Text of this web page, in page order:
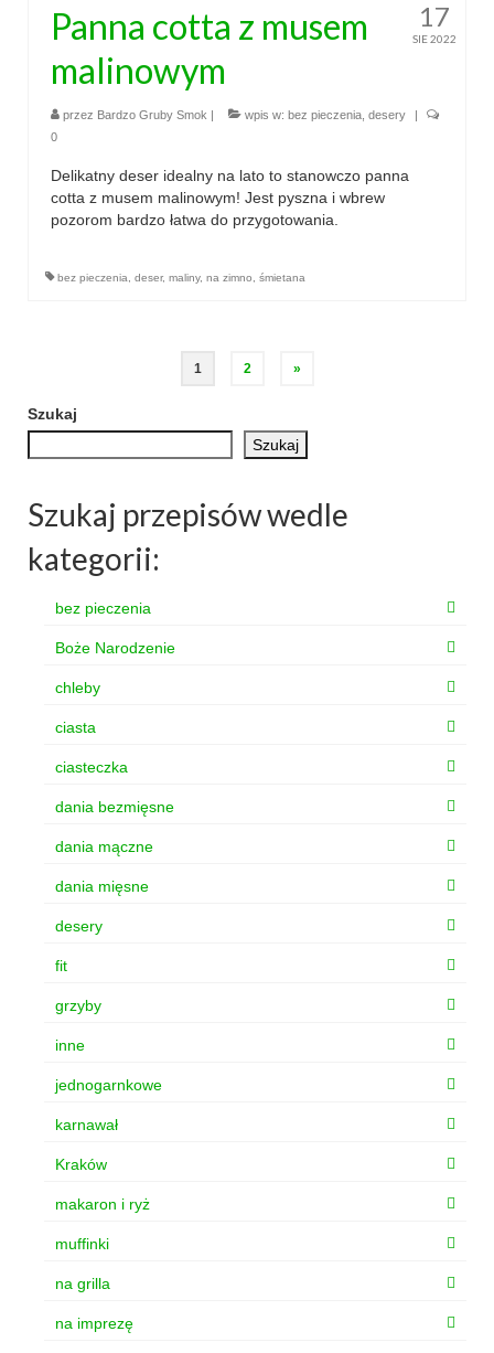
17
SIE 2022
Panna cotta z musem
malinowym
przez Bardzo Gruby Smok | wpis w: bez pieczenia desery
|
0
Delikatny deser idealny na lato to stanowczo panna
cotta z musem malinowym! Jest pyszna i wbrew
pozorom bardzo łatwa do przygotowania.
bez pieczenia deser, maliny, na zimno śmietana
Stronicowanie
wpisów
1 2 »
Szukaj
Szukaj
Szukaj przepisów wedle
kategorii:
bez pieczenia
Boże Narodzenie
chleby
ciasta
ciasteczka
dania bezmięsne
dania mączne
dania mięsne
desery
fit
grzyby
inne
jednogarnkowe
karnawał
Kraków
makaron i ryż
muffinki
na grilla
na imprezę